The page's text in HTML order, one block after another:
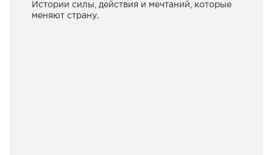
Истории силы, действия и мечтаний, которые
меняют страну.